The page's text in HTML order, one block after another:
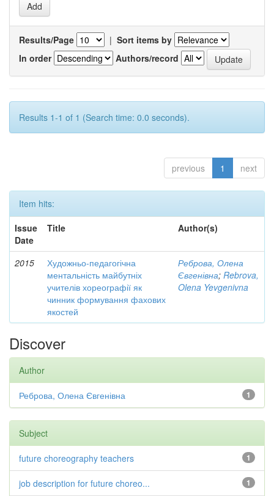
Results/Page | Sort items by
In order
Authors/record
Results 1-1 of 1 (Search time: 0.0 seconds).
previous 1 next
Item hits:
Issue
Date
Title Author(s)
2015
Художньо-педагогічна
ментальність майбутніх
учителів хореографії як
чинник формування фахових
якостей
Реброва, Олена
Євгенівна; Rebrova,
Olena Yevgenivna
Discover
Author
1
Реброва, Олена Євгенівна
Subject
1
future choreography teachers
1
job description for future choreo...